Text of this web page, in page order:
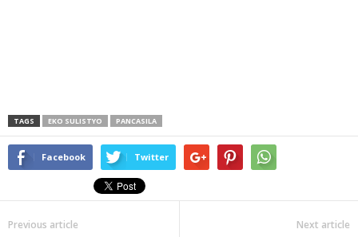
TAGS EKO SULISTYO PANCASILA
Facebook Twitter
Previous article Next article